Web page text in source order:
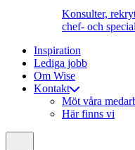
Konsulter,
chef- och
Inspiration
Lediga jobb
Om Wise
Kontakt
Möt våra
Här finns vi